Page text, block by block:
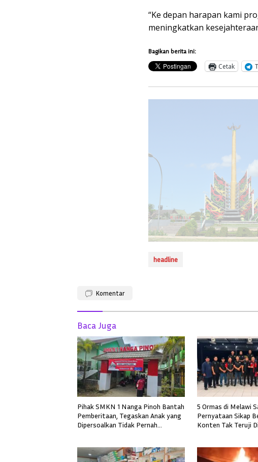
“Ke depan harapan kami
meningkatkan
Bagikan berita ini:
Cetak
headline
Komentar
Baca Juga
Pihak SMKN 1 Nanga Pinoh Bantah
Pemberitaan, Tegaskan Anak yang
Dipersoalkan Tidak Pernah
5 Ormas di Melawi
Pernyataan Sikap
Konten Tak Teruji